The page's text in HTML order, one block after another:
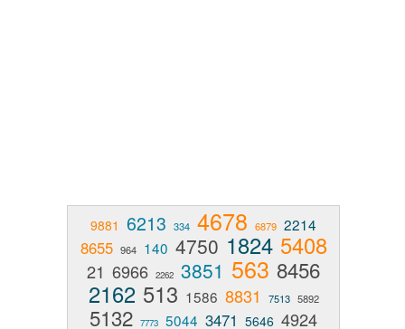
9881 6213 334 4678 6879 2214
8655 964 140 4750 1824 5408
21 6966 2262 3851 563 8456
2162 513 1586 8831 7513 5892
5132 7773 5044 3471 5646 4924